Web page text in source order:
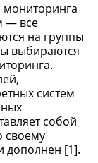
мониторинга
— все
на группы
выбираются
систем
собой
своему
дополнен [1].